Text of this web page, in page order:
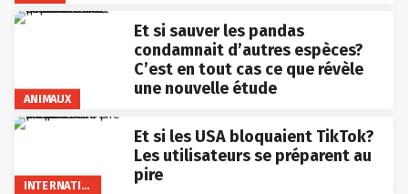
ANIMAUX
Et si sauver les pandas
condamnait d’autres espèces?
C’est en tout cas ce que révèle
une nouvelle étude
INTERNATIONAL
Et si les USA bloquaient TikTok?
Les utilisateurs se préparent au
pire